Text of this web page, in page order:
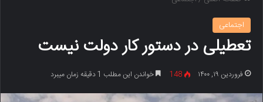
اجتماعی
تعطیلی در دستور کار دولت نیست
فروردین ۱۹, ۱۴۰۰ 148 خواندن این مطلب 1 دقیقه زمان میبرد